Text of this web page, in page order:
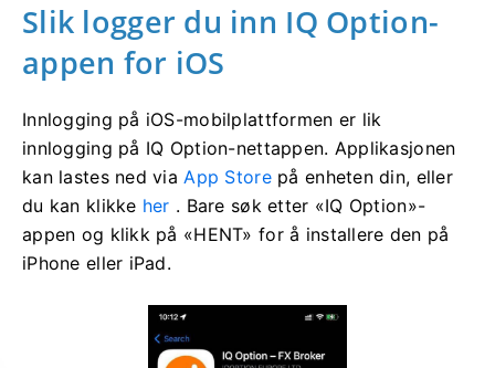
Slik logger du inn IQ Option-
appen for iOS
Innlogging på iOS-mobilplattformen er lik
innlogging på IQ Option-nettappen. Applikasjonen
kan lastes ned viaApp Storepå enheten din, eller
du kan klikke her . Bare søk etter «IQ Option»-
appen og klikk på «HENT» for å installere den på
iPhone eller iPad.